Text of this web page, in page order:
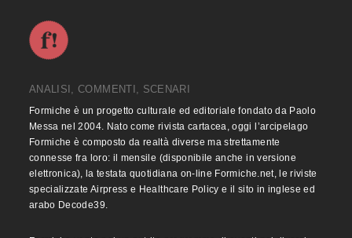
ANALISI, COMMENTI, SCENARI
Formiche è un progetto culturale ed editoriale fondato da Paolo
Messa nel 2004. Nato come rivista cartacea, oggi l’arcipelago
Formiche è composto da realtà diverse ma strettamente
connesse fra loro: il mensile (disponibile anche in versione
elettronica), la testata quotidiana on-line Formiche.net, le riviste
specializzate Airpress e Healthcare Policy e il sito in inglese ed
arabo Decode39.